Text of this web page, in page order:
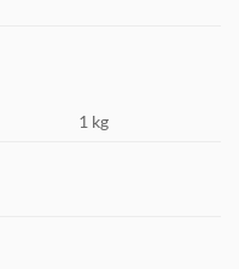
1 kg